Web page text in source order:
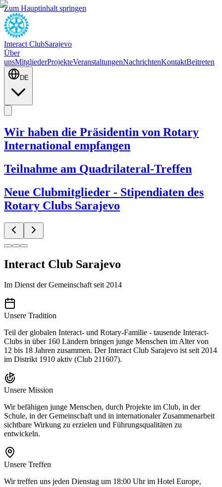
Zum Hauptinhalt springen
Interact ClubSarajevo
Über
unsMitgliederProjekteVeranstaltungenNachrichtenKontaktBeitreten
DE
Wir haben die Präsidentin von Rotary
International empfangen
Teilnahme am Quadrilateral-Treffen
Neue Clubmitglieder - Stipendiaten des
Rotary Clubs Sarajevo
Interact Club Sarajevo
Im Dienst der Gemeinschaft seit 2014
Unsere Tradition
Teil der globalen Interact- und Rotary-Familie - tausende Interact-
Clubs in über 160 Ländern bringen junge Menschen im Alter von
12 bis 18 Jahren zusammen. Der Interact Club Sarajevo ist seit 2014
im Distrikt 1910 aktiv (Club 211607).
Unsere Mission
Wir befähigen junge Menschen, durch Projekte im Club, in der
Schule, in der Gemeinschaft und in internationaler Zusammenarbeit
sichtbare Wirkung zu erzielen und Führungsqualitäten zu
entwickeln.
Unsere Treffen
Wir treffen uns jeden Dienstag um 18:00 Uhr im Hotel Europe,